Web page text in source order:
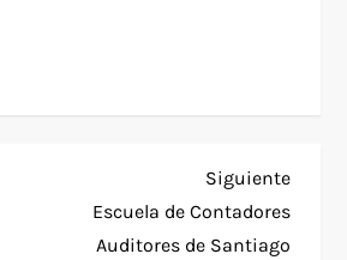
Siguiente
Escuela de Contadores
Auditores de Santiago